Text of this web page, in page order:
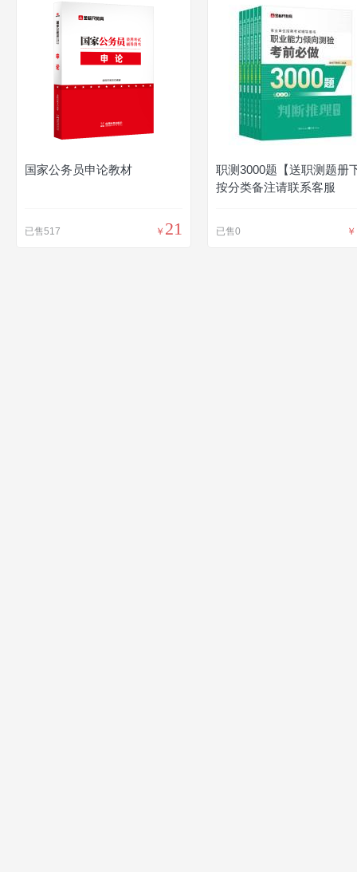
国家公务员申论教材
已售517 ￥ 21
职测3000题【送职测题册
按分类备注请联系客服
已售0 ￥